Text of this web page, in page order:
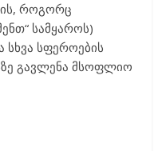
როგორც
სამყაროს)
სხვა სფეროების
გავლენა მსოფლიო